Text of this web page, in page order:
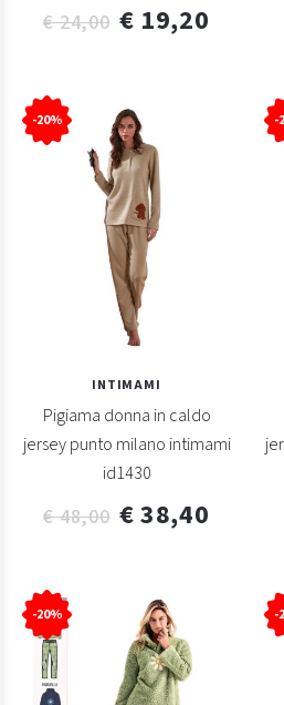
€ 24,00 € 19,20
-20%
INTIMAMI
Pigiama donna in caldo
jersey punto milano intimami
id1430
€ 48,00 € 38,40
-
-20% -